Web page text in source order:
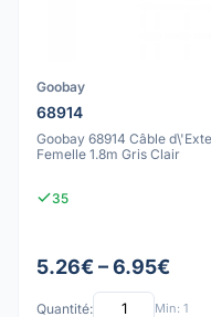
Goobay
68914
Goobay 68914 Câble
Femelle 1.8m Gris Clair
35
5.26€ – 6.95€
Quantité: Min: 1